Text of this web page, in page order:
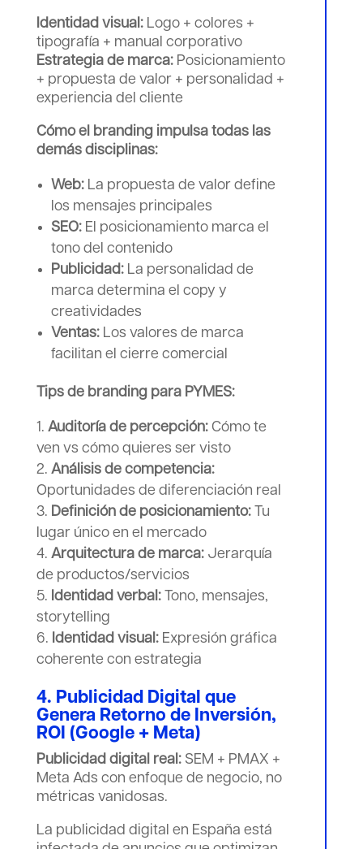
Identidad visual:Logo + colores +
tipografía + manual corporativo
Estrategia de marca:Posicionamiento
+ propuesta de valor + personalidad +
experiencia del cliente
Cómo el branding impulsa todas las
demás disciplinas:
Web:La propuesta de valor define
los mensajes principales
SEO:El posicionamiento marca el
tono del contenido
Publicidad:La personalidad de
marca determina el copy y
creatividades
Ventas:Los valores de marca
facilitan el cierre comercial
Tips de branding para PYMES:
Auditoría de percepción:Cómo te
ven vs cómo quieres ser visto
Análisis de competencia:
Oportunidades de diferenciación real
Definición de posicionamiento:Tu
lugar único en el mercado
Arquitectura de marca:Jerarquía
de productos/servicios
Identidad verbal:Tono, mensajes,
storytelling
Identidad visual:Expresión gráfica
coherente con estrategia
4. Publicidad Digital que
Genera Retorno de Inversión,
ROI (Google + Meta)
Publicidad digital real:SEM + PMAX +
Meta Ads con enfoque de negocio, no
métricas vanidosas.
La publicidad digital en España está